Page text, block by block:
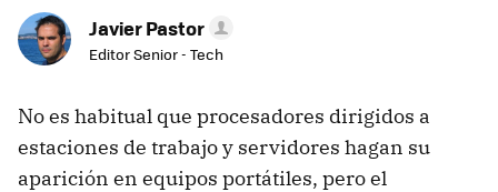
Javier Pastor
Editor Senior - Tech
No es habitual que procesadores dirigidos a
estaciones de trabajo y servidores hagan su
aparición en equipos portátiles, pero el